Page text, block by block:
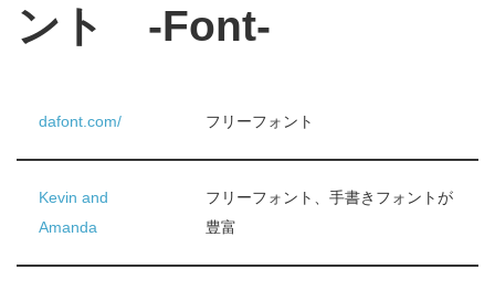
ント -Font-
dafont.com/ フリーフォント
Kevin and
Amanda
フリーフォント、手書きフォントが
豊富